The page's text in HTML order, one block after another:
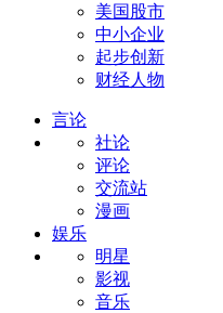
美国股市
中小企业
起步创新
财经人物
言论
社论
评论
交流站
漫画
娱乐
明星
影视
音乐